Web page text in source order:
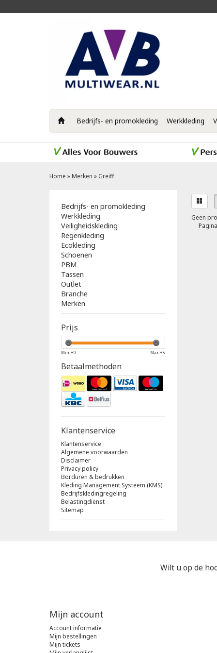
Bedrijfs- en promokleding Werkkleding
Home »Merken » Greiff
Bedrijfs- en promokleding
Werkkleding
Veiligheidskleding
Regenkleding
Ecokleding
Schoenen
PBM
Tassen
Outlet
Branche
Merken
Prijs
Min: €0 Max: €5
Betaalmethoden
Klantenservice
Klantenservice
Algemene voorwaarden
Disclaimer
Privacy policy
Borduren & bedrukken
Kleding Management Systeem (KMS)
Bedrijfskledingregeling
Belastingdienst
Sitemap
Geen
Wilt u op de
Mijn account
Account informatie
Mijn bestellingen
Mijn tickets